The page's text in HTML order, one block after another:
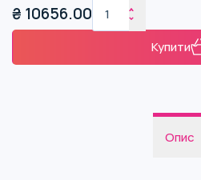
₴ 10656.00
Купити
Опис